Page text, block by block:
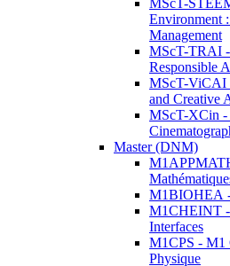
MScT-
Environment
Management
MScT-TRAI
Responsible
MScT-ViCAI
and Creative
MScT-XCin -
Master (DNM)
M1BIOHEA
M1CHEINT
Interfaces
M1CPS - M1
Physique